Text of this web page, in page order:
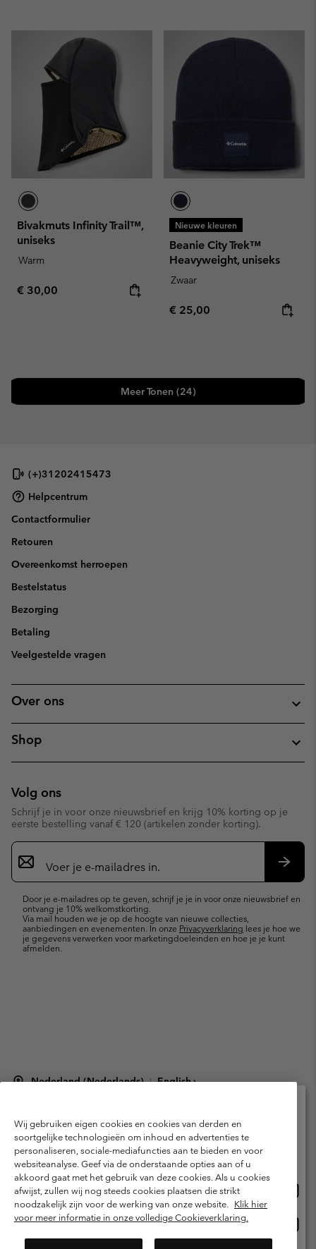
Bivakmuts Infinity Trail™,
uniseks
Warm
Regular price:
€ 30,00
Nieuwe kleuren
Beanie City Trek™
Heavyweight, uniseks
Zwaar
Regular price:
€ 25,00
Meer Tonen (24)
(+)31202415473
Helpcentrum
Contactformulier
Retouren
Overeenkomst herroepen
Bestelstatus
Bezorging
Betaling
Veelgestelde vragen
Over ons
Shop
Volg ons
Schrijf je in voor onze nieuwsbrief en krijg 10% korting op je
eerste bestelling vanaf € 120 (artikelen zonder korting).
Aanmelden
voor
e-
Door je e-mailadres op te geven, schrijf je je in voor onze nieuwsbrief en
ontvang je 10% welkomstkorting.
Via mail houden we je op de hoogte van nieuwe collecties,
aanbiedingen en evenementen. In onze Privacyverklaring lees je hoe we
je gegevens verwerken voor marketingdoeleinden en hoe je je kunt
afmelden.
Nederland (Nederlands) | English ›
Gebruiksvoorwaarden
Verkoopvoorwaarden
Garantie
Privacybeleid
Gebruiksvoorwaarden voor lidmaatschap
Voorwaarden voor door gebruikers gegenereerde inhoud
Impressum
Cookies
Public CBCR
Wij gebruiken eigen cookies en cookies van derden en
soortgelijke technologieën om inhoud en advertenties te
personaliseren, sociale-mediafuncties aan te bieden en voor
websiteanalyse. Geef via de onderstaande opties aan of u
akkoord gaat met het gebruik van deze cookies. Als u cookies
afwijst, zullen wij nog steeds cookies plaatsen die strikt
noodzakelijk zijn voor de werking van onze website. Klik hier
voor meer informatie in onze volledige Cookieverklaring.
Selecteer je verzendlocatie en taal
Online shoppen beschikbaar
United States
Netherlands-English